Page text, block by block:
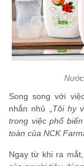
Song song với
nhắn nhủ „ Tôi hy
trong việc phổ
toàn của NCK
Ngay từ khi ra